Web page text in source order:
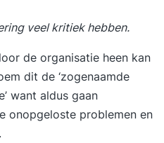
veel kritiek hebben.
de organisatie heen kan
dit de ‘zogenaamde
want aldus gaan
onopgeloste problemen en